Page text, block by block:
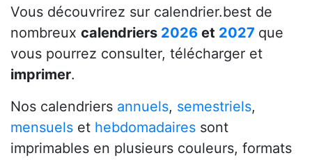
Vous découvrirez sur calendrier.best de
nombreux calendriers 2026 et 2027 que
vous pourrez consulter, télécharger et
imprimer.
Nos calendriers annuels, semestriels,
mensuels et hebdomadaires sont
imprimables en plusieurs couleurs, formats